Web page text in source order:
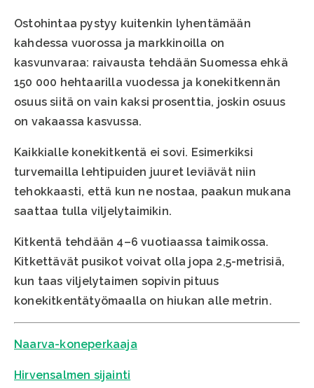
Ostohintaa pystyy kuitenkin lyhentämään
kahdessa vuorossa ja markkinoilla on
kasvunvaraa: raivausta tehdään Suomessa ehkä
150 000 hehtaarilla vuodessa ja konekitkennän
osuus siitä on vain kaksi prosenttia, joskin osuus
on vakaassa kasvussa.
Kaikkialle konekitkentä ei sovi. Esimerkiksi
turvemailla lehtipuiden juuret leviävät niin
tehokkaasti, että kun ne nostaa, paakun mukana
saattaa tulla viljelytaimikin.
Kitkentä tehdään 4–6 vuotiaassa taimikossa.
Kitkettävät pusikot voivat olla jopa 2,5-metrisiä,
kun taas viljelytaimen sopivin pituus
konekitkentätyömaalla on hiukan alle metrin.
Naarva-koneperkaaja
Hirvensalmen sijainti